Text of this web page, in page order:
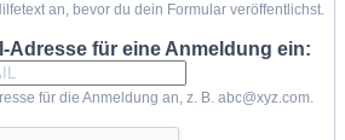
an, bevor du dein Formular veröffentlichst.
Adresse für eine Anmeldung ein:
für die Anmeldung an, z. B. abc@xyz.com.